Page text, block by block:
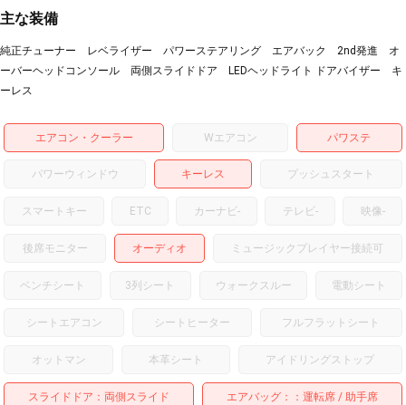
主な装備
純正チューナー レベライザー パワーステアリング エアバック 2nd発進 オ
ーバーヘッドコンソール 両側スライドドア LEDヘッドライト ドアバイザー キ
ーレス
エアコン・クーラー Wエアコン パワステ
パワーウィンドウ キーレス プッシュスタート
スマートキー ETC カーナビ- テレビ- 映像-
後席モニター オーディオ ミュージックプレイヤー接続可
ベンチシート 3列シート ウォークスルー 電動シート
シートエアコン シートヒーター フルフラットシート
オットマン 本革シート アイドリングストップ
スライドドア 両側スライド エアバッグ： 運転席 助手席